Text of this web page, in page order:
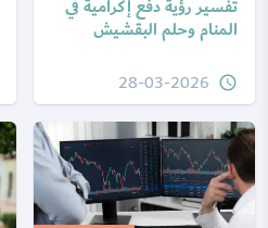
تفسير رؤية دفع إكرامية في
المنام وحلم البقشيش
query_builder
28-03-2026